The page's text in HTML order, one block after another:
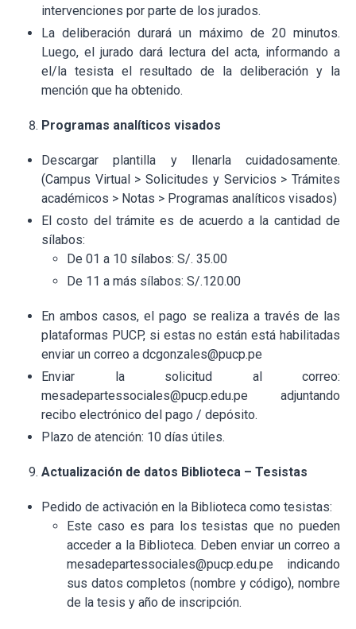
intervenciones por parte de los jurados.
La deliberación durará un máximo de 20 minutos.
Luego, el jurado dará lectura del acta, informando a
el/la tesista el resultado de la deliberación y la
mención que ha obtenido.
Programas analíticos visados
Descargar plantilla y llenarla cuidadosamente.
(Campus Virtual > Solicitudes y Servicios > Trámites
académicos > Notas > Programas analíticos visados)
El costo del trámite es de acuerdo a la cantidad de
sílabos:
De 01 a 10 sílabos: S/. 35.00
De 11 a más sílabos: S/.120.00
En ambos casos, el pago se realiza a través de las
plataformas PUCP, si estas no están está habilitadas
enviar un correo a dcgonzales@pucp.pe
Enviar la solicitud al correo:
mesadepartessociales@pucp.edu.pe adjuntando
recibo electrónico del pago / depósito.
Plazo de atención: 10 días útiles.
Actualización de datos Biblioteca – Tesistas
Pedido de activación en la Biblioteca como tesistas:
Este caso es para los tesistas que no pueden
acceder a la Biblioteca. Deben enviar un correo a
mesadepartessociales@pucp.edu.pe indicando
sus datos completos (nombre y código), nombre
de la tesis y año de inscripción.